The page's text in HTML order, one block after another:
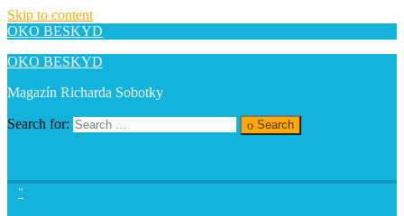
Skip to content
OKO BESKYD
OKO BESKYD
Magazín Richarda Sobotky
Search for: Search